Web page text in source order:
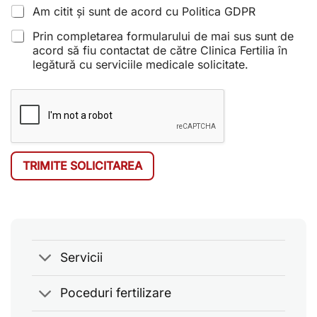
Am citit și sunt de acord cu Politica GDPR
Prin completarea formularului de mai sus sunt de
acord să fiu contactat de către Clinica Fertilia în
legătură cu serviciile medicale solicitate.
TRIMITE SOLICITAREA
Servicii
Poceduri fertilizare